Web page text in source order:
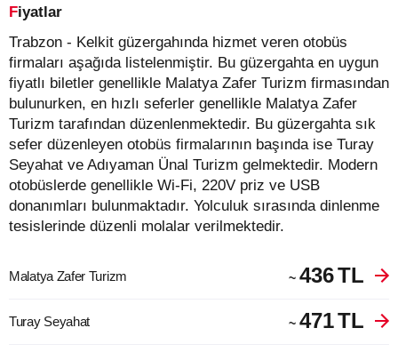
Fiyatlar
Trabzon - Kelkit güzergahında hizmet veren otobüs
firmaları aşağıda listelenmiştir. Bu güzergahta en uygun
fiyatlı biletler genellikle Malatya Zafer Turizm firmasından
bulunurken, en hızlı seferler genellikle Malatya Zafer
Turizm tarafından düzenlenmektedir. Bu güzergahta sık
sefer düzenleyen otobüs firmalarının başında ise Turay
Seyahat ve Adıyaman Ünal Turizm gelmektedir. Modern
otobüslerde genellikle Wi-Fi, 220V priz ve USB
donanımları bulunmaktadır. Yolculuk sırasında dinlenme
tesislerinde düzenli molalar verilmektedir.
Malatya Zafer Turizm ~ 436TL
Turay Seyahat ~ 471TL